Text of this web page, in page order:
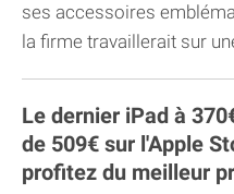
ses accessoires
la firme travaillerait sur
Le dernier iPad à
de 509€ sur l'Apple
profitez du meilleur